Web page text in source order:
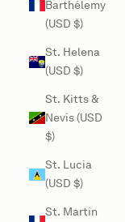
Barthélemy
(USD $)
St. Helena
(USD $)
St. Kitts &
Nevis (USD
$)
St. Lucia
(USD $)
St. Martin